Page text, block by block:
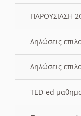
Δηλώσεις
Δηλώσεις
TED-ed